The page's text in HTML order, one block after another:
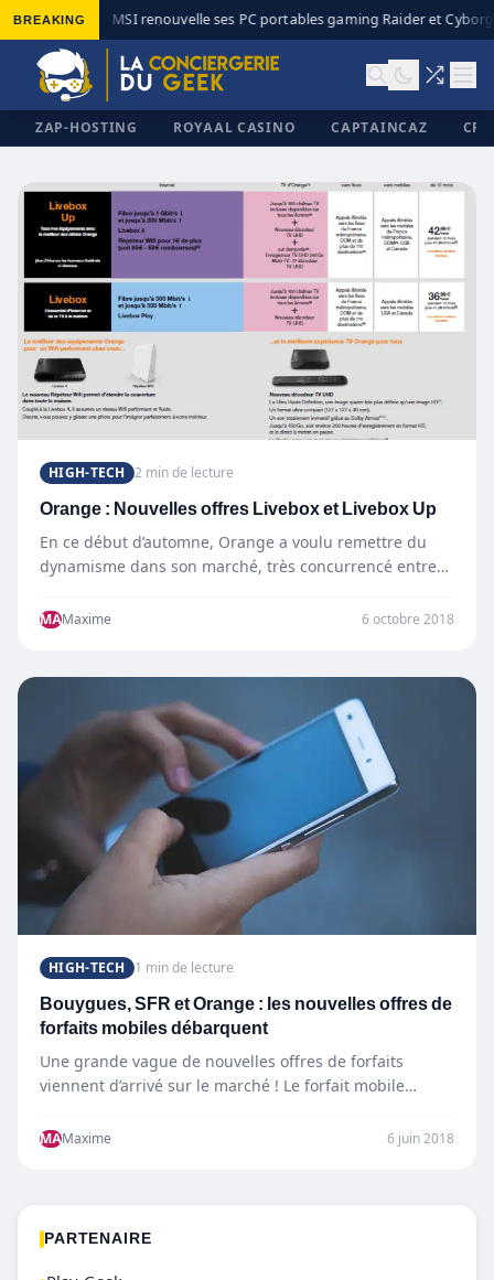
BREAKING MSI renouvelle ses PC portables gaming Raider et
ZAP-HOSTING ROYAAL CASINO CAPTAINCAZ
✕
HIGH-TECH 2 min de lecture
Orange : Nouvelles offres Livebox et Livebox Up
En ce début d’automne, Orange a voulu remettre du
dynamisme dans son marché, très concurrencé entre
MAMaxime 6 octobre 2018
HIGH-TECH 1 min de lecture
Bouygues, SFR et Orange : les nouvelles offres de
forfaits mobiles débarquent
Une grande vague de nouvelles offres de forfaits
viennent d’arrivé sur le marché ! Le forfait mobile
MAMaxime 6 juin 2018
PARTENAIRE